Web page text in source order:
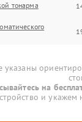
тонарма
указаны
на
и укажем